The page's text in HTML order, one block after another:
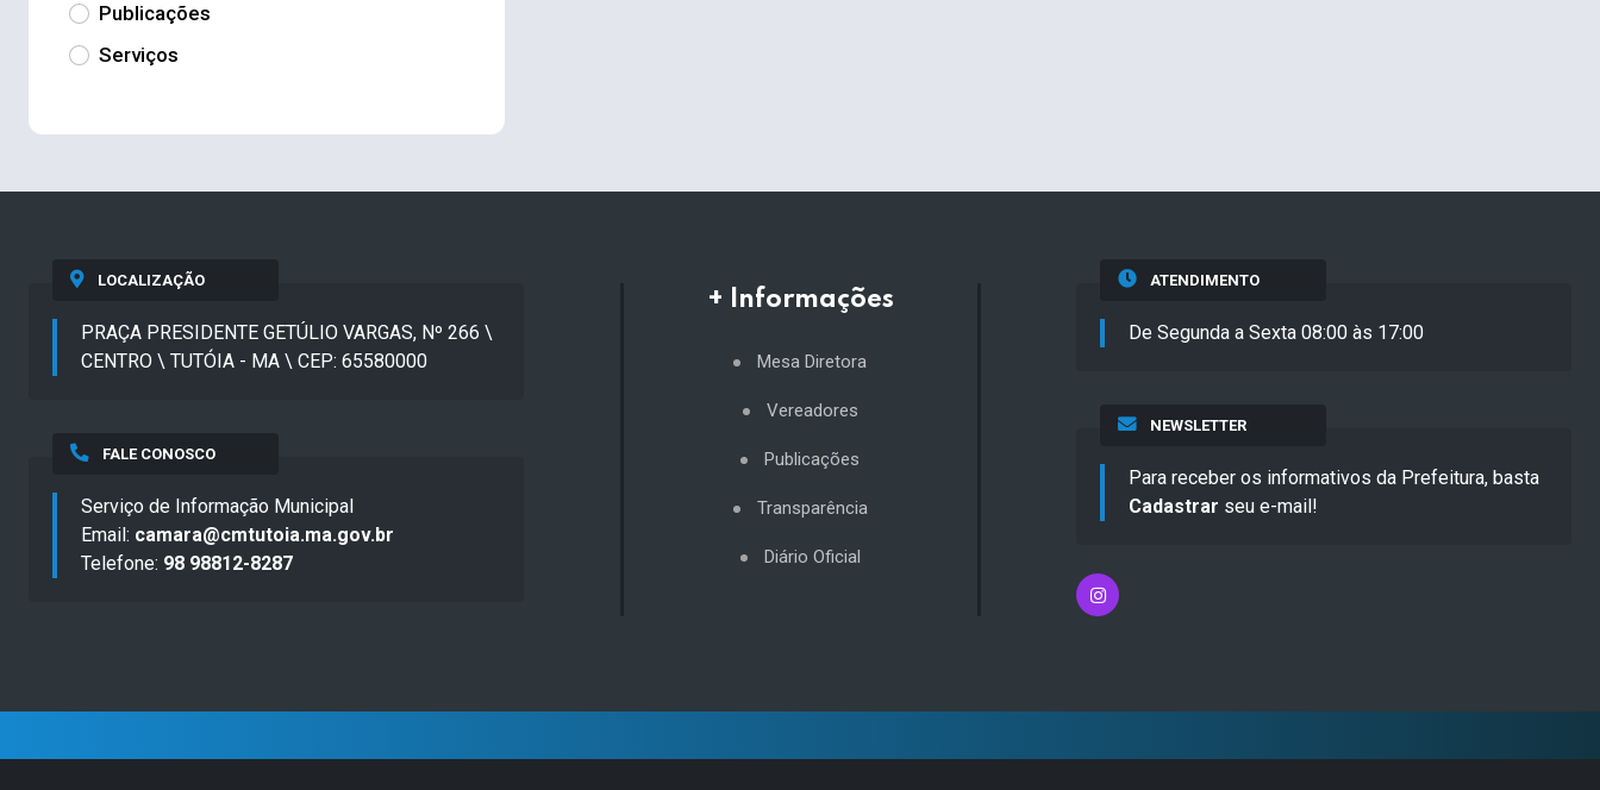
Publicações
Serviços
LOCALIZAÇÃO
PRAÇA PRESIDENTE GETÚLIO VARGAS, Nº 266 \
CENTRO \ TUTÓIA - MA \ CEP: 65580000
FALE CONOSCO
Serviço de Informação Municipal
Email: camara@cmtutoia.ma.gov.br
Telefone: 98 98812-8287
+ Informações
Mesa Diretora
Vereadores
Publicações
Transparência
Diário Oficial
ATENDIMENTO
De Segunda a Sexta 08:00 às 17:00
NEWSLETTER
Para receber os informativos da Prefeitura, basta
Cadastrar seu e-mail!